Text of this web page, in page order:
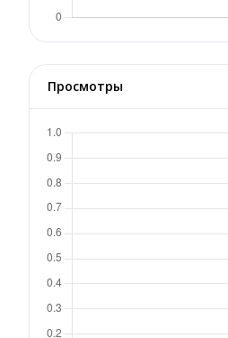
Просмотры